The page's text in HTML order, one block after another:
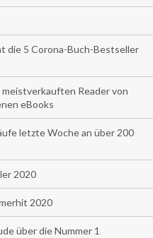
die 5 Corona-Buch-Bestseller
Reader von
eBooks
letzte Woche an über 200
2020
2020
über die Nummer 1